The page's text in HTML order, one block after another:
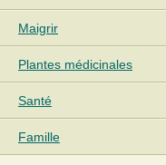
Maigrir
Plantes médicinales
Santé
Famille